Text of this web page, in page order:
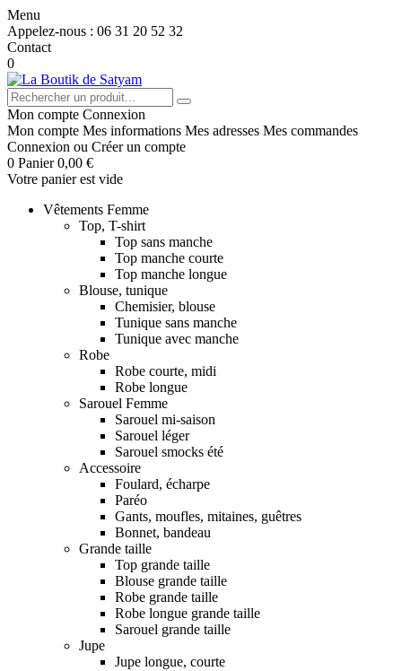
Menu
Appelez-nous : 06 31 20 52 32
Contact
0
Mon compte Connexion
Mon compte Mes informations Mes adresses Mes commandes
Connexion ou Créer un compte
0 Panier 0,00 €
Votre panier est vide
Vêtements Femme
Top, T-shirt
Top sans manche
Top manche courte
Top manche longue
Blouse, tunique
Chemisier, blouse
Tunique sans manche
Tunique avec manche
Robe
Robe courte, midi
Robe longue
Sarouel Femme
Sarouel mi-saison
Sarouel léger
Sarouel smocks été
Accessoire
Foulard, écharpe
Paréo
Gants, moufles, mitaines, guêtres
Bonnet, bandeau
Grande taille
Top grande taille
Blouse grande taille
Robe grande taille
Robe longue grande taille
Sarouel grande taille
Jupe
Jupe longue, courte